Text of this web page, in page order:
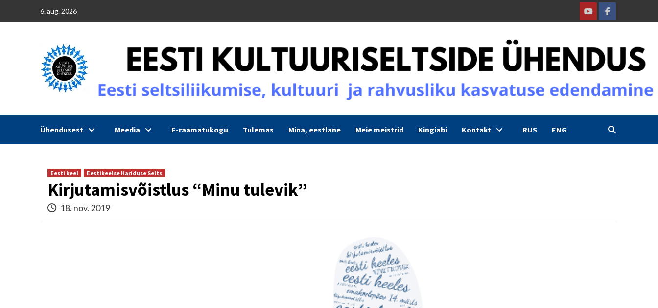
6. aug. 2026
YoutubeFacebook
Ühendusest Meedia E-raamatukogu Tulemas Mina, eestlane Meie meistrid Kingiabi Kontakt RUS ENG
Eesti keel Eestikeelse Hariduse Selts
Kirjutamisvõistlus “Minu tulevik”
18. nov. 2019